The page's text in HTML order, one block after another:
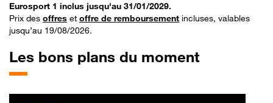
Eurosport 1 inclus jusqu'au 31/01/2029.
Prix des offres et offre de remboursement incluses, valables
jusqu’au 19/08/2026.
Les bons plans du moment